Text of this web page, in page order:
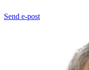
Send e-post